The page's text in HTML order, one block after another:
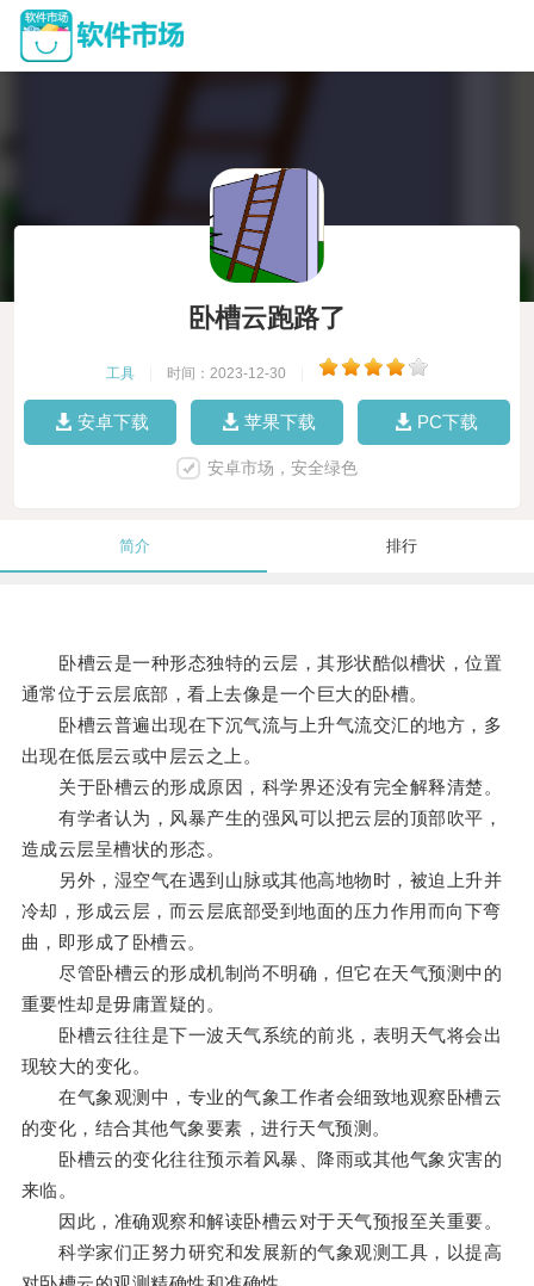
卧槽云跑路了
工具 时间：2023-12-30
安卓下载 苹果下载 PC下载
安卓市场，安全绿色
简介 排行
卧槽云是一种形态独特的云层，其形状酷似槽状，位置
通常位于云层底部，看上去像是一个巨大的卧槽。
卧槽云普遍出现在下沉气流与上升气流交汇的地方，多
出现在低层云或中层云之上。
关于卧槽云的形成原因，科学界还没有完全解释清楚。
有学者认为，风暴产生的强风可以把云层的顶部吹平，
造成云层呈槽状的形态。
另外，湿空气在遇到山脉或其他高地物时，被迫上升并
冷却，形成云层，而云层底部受到地面的压力作用而向下弯
曲，即形成了卧槽云。
尽管卧槽云的形成机制尚不明确，但它在天气预测中的
重要性却是毋庸置疑的。
卧槽云往往是下一波天气系统的前兆，表明天气将会出
现较大的变化。
在气象观测中，专业的气象工作者会细致地观察卧槽云
的变化，结合其他气象要素，进行天气预测。
卧槽云的变化往往预示着风暴、降雨或其他气象灾害的
来临。
因此，准确观察和解读卧槽云对于天气预报至关重要。
科学家们正努力研究和发展新的气象观测工具，以提高